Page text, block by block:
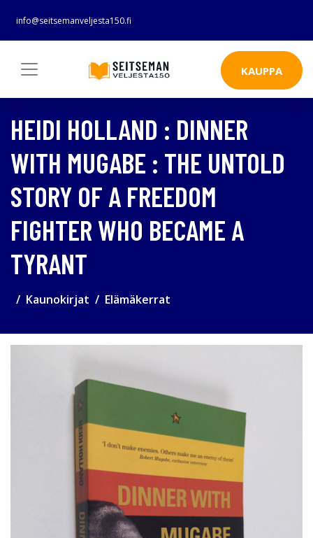
info@seitsemanveljesta150.fi
KAUPPA
HEIDI HOLLAND : DINNER
WITH MUGABE : THE UNTOLD
STORY OF A FREEDOM
FIGHTER WHO BECAME A
TYRANT
Kaunokirjat Elämäkerrat